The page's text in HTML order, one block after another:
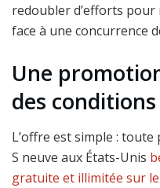
redoubler d’efforts pour
face à une concurrence
Une
des
L’offre est simple :
S neuve aux États-Unis
gratuite et illimitée sur